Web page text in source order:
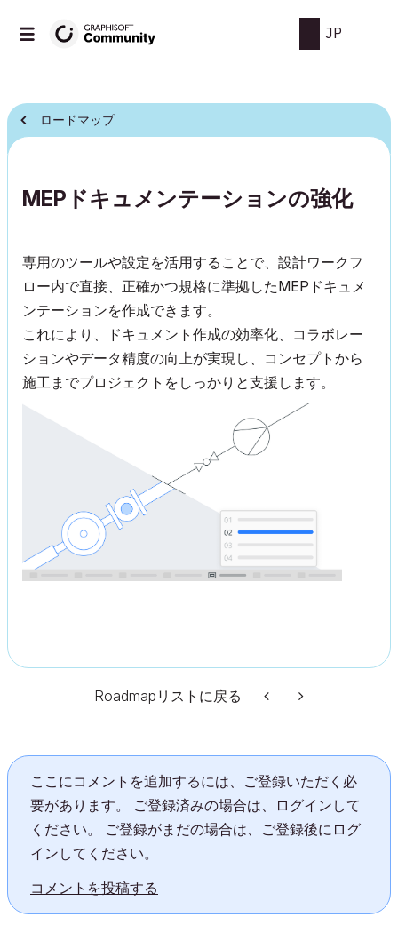
JP
ロードマップ
MEPドキュメンテーションの強化
専用のツールや設定を活用することで、設計ワークフ
ロー内で直接、正確かつ規格に準拠したMEPドキュメ
ンテーションを作成できます。
これにより、ドキュメント作成の効率化、コラボレー
ションやデータ精度の向上が実現し、コンセプトから
施工までプロジェクトをしっかりと支援します。
Roadmapリストに戻る
ここにコメントを追加するには、ご登録いただく必
要があります。 ご登録済みの場合は、ログインして
ください。 ご登録がまだの場合は、ご登録後にログ
インしてください。
コメントを投稿する